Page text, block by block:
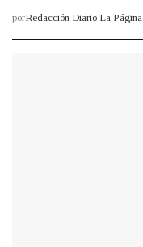
porRedacción Diario La Página